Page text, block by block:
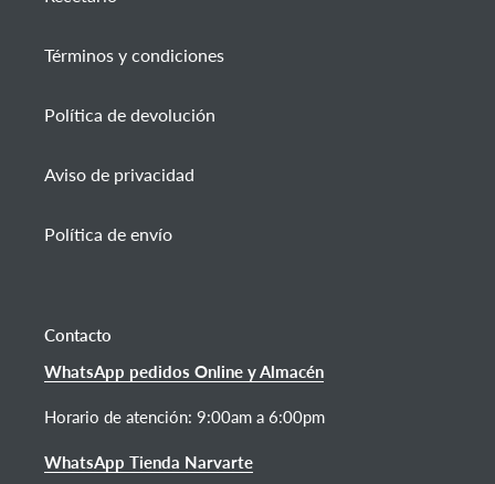
Términos y condiciones
Política de devolución
Aviso de privacidad
Política de envío
Contacto
WhatsApp pedidos Online y Almacén
Horario de atención: 9:00am a 6:00pm
WhatsApp Tienda Narvarte